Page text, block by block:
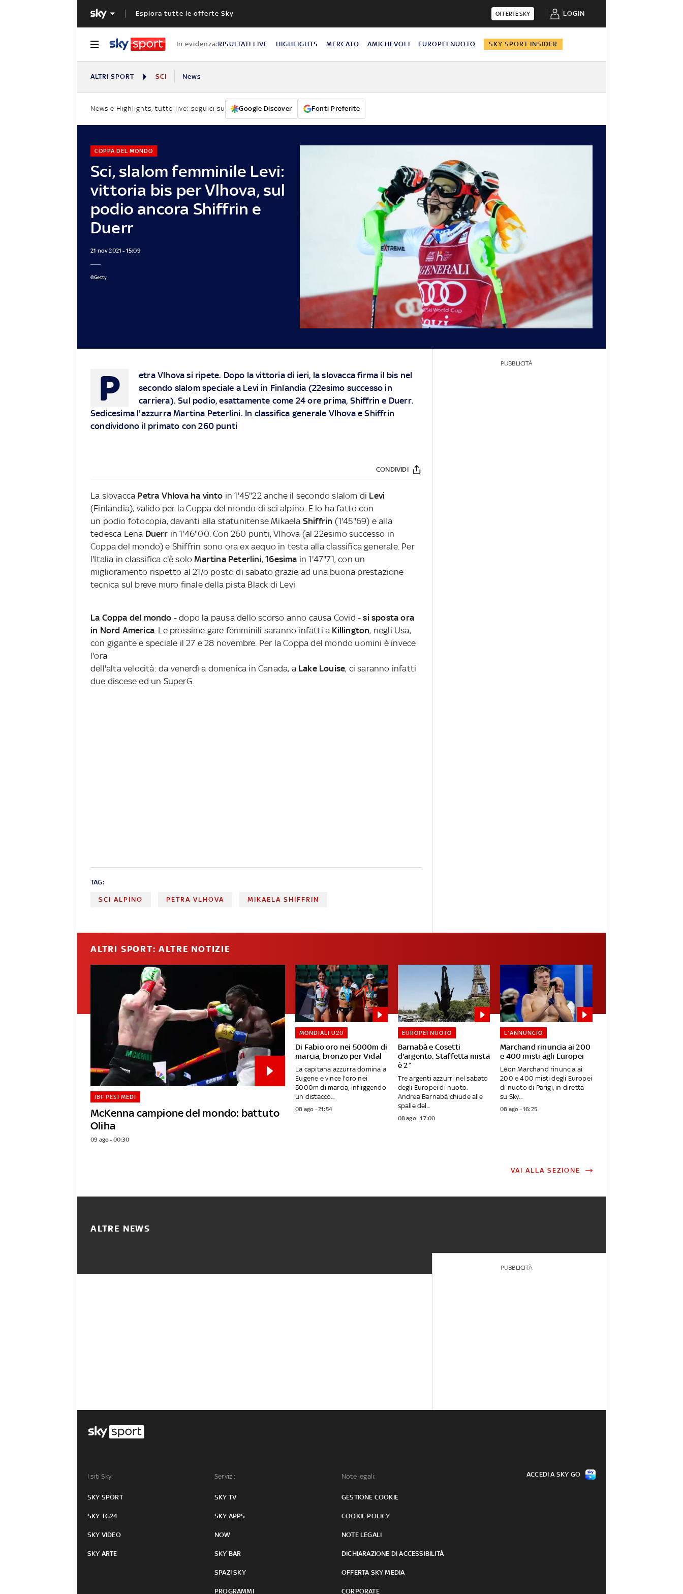
Esplora tutte le offerte Sky OFFERTE SKY LOGIN
In evidenza:RISULTATI LIVE HIGHLIGHTS MERCATO AMICHEVOLI EUROPEI NUOTO SKY SPORT INSIDER
ALTRI SPORT SCI News
News e Highlights, tutto live: seguici su Google Discover Fonti Preferite
Sci, slalom femminile Levi:
vittoria bis per Vlhova, sul
podio ancora Shiffrin e
Duerr
COPPA DEL MONDO
21 nov 2021 - 15:09
©Getty
P
etra Vlhova si ripete. Dopo la vittoria di ieri, la slovacca firma il bis nel
secondo slalom speciale a Levi in Finlandia (22esimo successo in
carriera). Sul podio, esattamente come 24 ore prima, Shiffrin e Duerr.
Sedicesima l'azzurra Martina Peterlini. In classifica generale Vlhova e Shiffrin
condividono il primato con 260 punti
CONDIVIDI
La slovacca Petra Vhlova ha vinto in 1'45"22 anche il secondo slalom di Levi
(Finlandia), valido per la Coppa del mondo di sci alpino. E lo ha fatto con
un podio fotocopia, davanti alla statunitense Mikaela Shiffrin (1'45"69) e alla
tedesca Lena Duerr in 1'46"00. Con 260 punti, Vlhova (al 22esimo successo in
Coppa del mondo) e Shiffrin sono ora ex aequo in testa alla classifica generale. Per
l'Italia in classifica c'è soloMartina Peterlini,16esima in 1'47"71, con un
miglioramento rispetto al 21/o posto di sabato grazie ad una buona prestazione
tecnica sul breve muro finale della pista Black di Levi
La Coppa del mondo - dopo la pausa dello scorso anno causa Covid -si sposta ora
in Nord America. Le prossime gare femminili saranno infatti a Killington, negli Usa,
con gigante e speciale il 27 e 28 novembre. Per la Coppa del mondo uomini è invece
l'ora
dell'alta velocità: da venerdì a domenica in Canada, a Lake Louise, ci saranno infatti
due discese ed un SuperG.
TAG:
SCI ALPINO PETRA VLHOVA MIKAELA SHIFFRIN
PUBBLICITÀ
ALTRI SPORT: ALTRE NOTIZIE
McKenna campione del mondo: battuto
Oliha
IBF PESI MEDI
09 ago - 00:30
Di Fabio oro nei 5000m di
marcia, bronzo per Vidal
MONDIALI U20
La capitana azzurra domina a
Eugene e vince l’oro nei
5000m di marcia, infliggendo
un distacco...
08 ago - 21:54
Barnabà e Cosetti
d'argento. Staffetta mista
è 2^
EUROPEI NUOTO
Tre argenti azzurri nel sabato
degli Europei di nuoto.
Andrea Barnabà chiude alle
spalle del...
08 ago - 17:00
Marchand rinuncia ai 200
e 400 misti agli Europei
L'ANNUNCIO
Léon Marchand rinuncia ai
200 e 400 misti degli Europei
di nuoto di Parigi, in diretta
su Sky...
08 ago - 16:25
VAI ALLA SEZIONE
ALTRE NEWS
PUBBLICITÀ
I siti Sky:
SKY SPORT
SKY TG24
SKY VIDEO
SKY ARTE
Servizi:
SKY TV
SKY APPS
NOW
SKY BAR
SPAZI SKY
PROGRAMMI
Note legali:
GESTIONE COOKIE
COOKIE POLICY
NOTE LEGALI
DICHIARAZIONE DI ACCESSIBILITÀ
OFFERTA SKY MEDIA
CORPORATE
ACCEDI A SKY GO